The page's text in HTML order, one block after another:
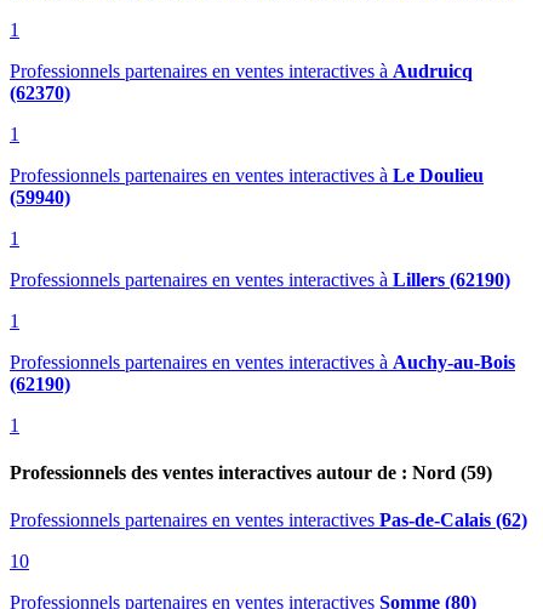
1
Professionnels partenaires en ventes interactives à Audruicq
(62370)
1
Professionnels partenaires en ventes interactives à Le Doulieu
(59940)
1
Professionnels partenaires en ventes interactives à Lillers (62190)
1
Professionnels partenaires en ventes interactives à Auchy-au-Bois
(62190)
1
Professionnels des ventes interactives autour de : Nord (59)
Professionnels partenaires en ventes interactives Pas-de-Calais (62)
10
Professionnels partenaires en ventes interactives Somme (80)